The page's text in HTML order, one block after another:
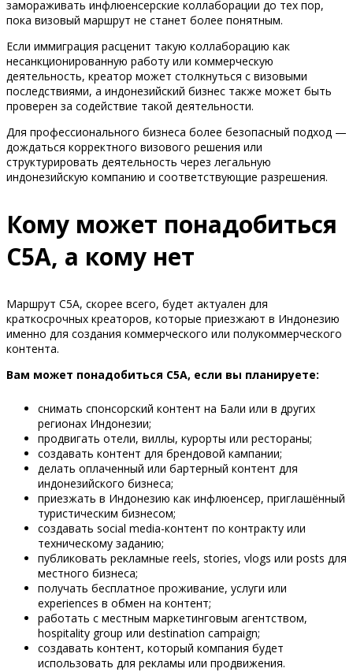
замораживать инфлюенсерские коллаборации до тех пор,
пока визовый маршрут не станет более понятным.
Если иммиграция расценит такую коллаборацию как
несанкционированную работу или коммерческую
деятельность, креатор может столкнуться с визовыми
последствиями, а индонезийский бизнес также может быть
проверен за содействие такой деятельности.
Для профессионального бизнеса более безопасный подход —
дождаться корректного визового решения или
структурировать деятельность через легальную
индонезийскую компанию и соответствующие разрешения.
Кому может понадобиться
C5A, а кому нет
Маршрут C5A, скорее всего, будет актуален для
краткосрочных креаторов, которые приезжают в Индонезию
именно для создания коммерческого или полукоммерческого
контента.
Вам может понадобиться C5A, если вы планируете:
снимать спонсорский контент на Бали или в других
регионах Индонезии;
продвигать отели, виллы, курорты или рестораны;
создавать контент для брендовой кампании;
делать оплаченный или бартерный контент для
индонезийского бизнеса;
приезжать в Индонезию как инфлюенсер, приглашённый
туристическим бизнесом;
создавать social media-контент по контракту или
техническому заданию;
публиковать рекламные reels, stories, vlogs или posts для
местного бизнеса;
получать бесплатное проживание, услуги или
experiences в обмен на контент;
работать с местным маркетинговым агентством,
hospitality group или destination campaign;
создавать контент, который компания будет
использовать для рекламы или продвижения.